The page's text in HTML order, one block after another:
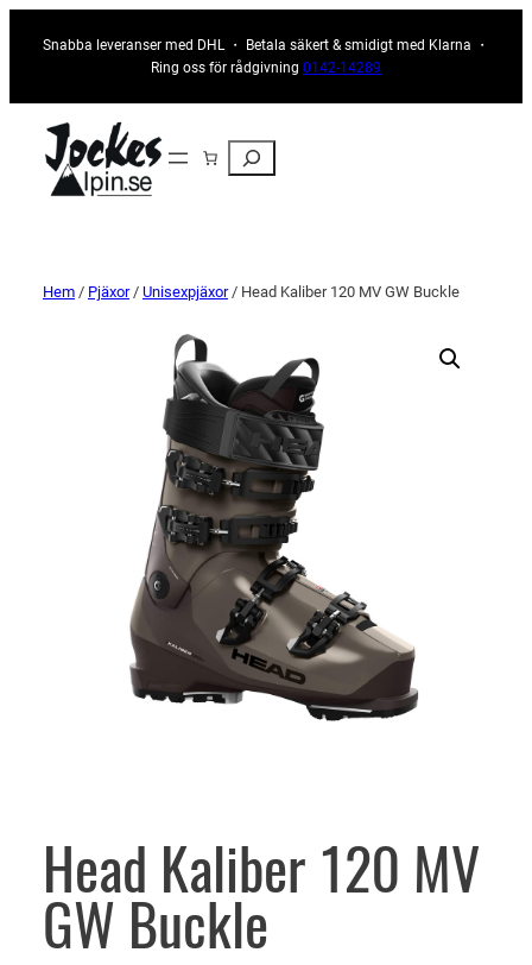
Snabba leveranser med DHL ・ Betala säkert & smidigt med Klarna ・
Ring oss för rådgivning 0142-14289
Sök
Hem / Pjäxor/ Unisexpjäxor/ Head Kaliber 120 MV GW Buckle
Head Kaliber 120 MV
GW Buckle